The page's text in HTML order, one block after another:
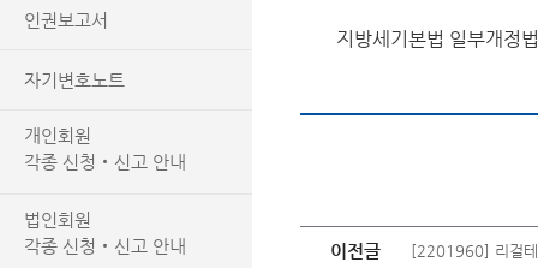
인권보고서
자기변호노트
개인회원
각종 신청‧신고 안내
법인회원
각종 신청‧신고 안내
지방세기본법 일부개정
이전글 [2201960] 리걸테